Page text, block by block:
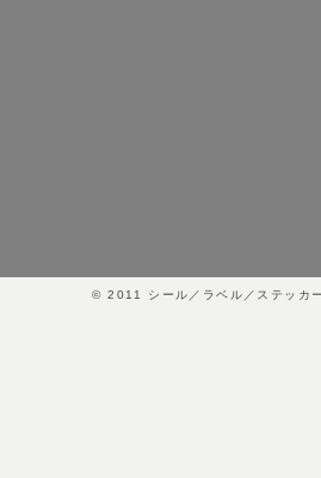
© 2011 シール／ラベル／ステッカ